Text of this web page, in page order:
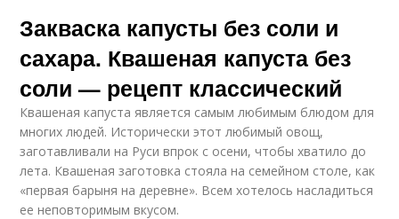
Цветная капуста Капуста на зиму
Капуста в рассоле
Приготовления в
домашних условиях
Закваска капусты без соли и
сахара. Квашеная капуста без
соли — рецепт классический
Квашеная капуста является самым любимым блюдом для
многих людей. Исторически этот любимый овощ,
заготавливали на Руси впрок с осени, чтобы хватило до
лета. Квашеная заготовка стояла на семейном столе, как
«первая барыня на деревне». Всем хотелось насладиться
ее неповторимым вкусом.